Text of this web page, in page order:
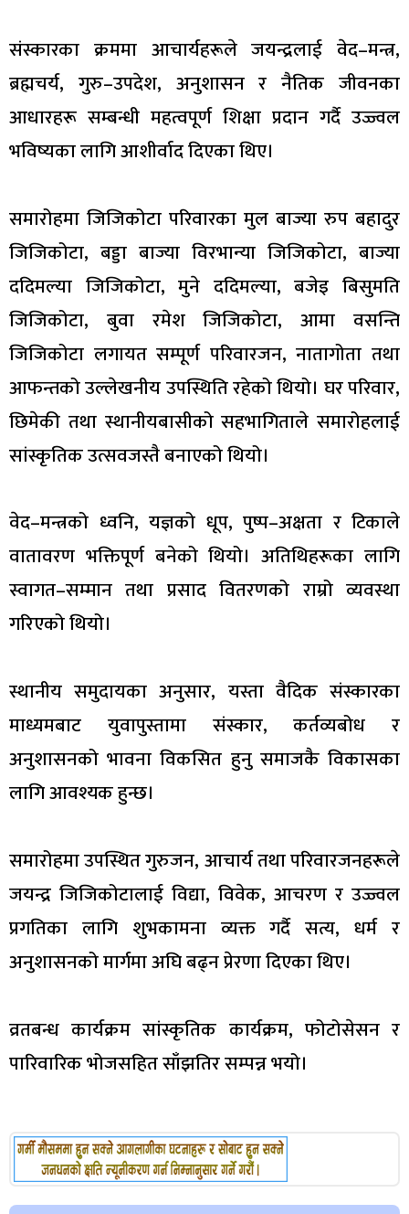
संस्कारका क्रममा आचार्यहरूले जयन्द्रलाई वेद–मन्त्र,
ब्रह्मचर्य, गुरु–उपदेश, अनुशासन र नैतिक जीवनका
आधारहरू सम्बन्धी महत्वपूर्ण शिक्षा प्रदान गर्दै उज्ज्वल
भविष्यका लागि आशीर्वाद दिएका थिए।
समारोहमा जिजिकोटा परिवारका मुल बाज्या रुप बहादुर
जिजिकोटा, बड्डा बाज्या विरभान्या जिजिकोटा, बाज्या
ददिमल्या जिजिकोटा, मुने ददिमल्या, बजेइ बिसुमति
जिजिकोटा, बुवा रमेश जिजिकोटा, आमा वसन्ति
जिजिकोटा लगायत सम्पूर्ण परिवारजन, नातागोता तथा
आफन्तको उल्लेखनीय उपस्थिति रहेको थियो। घर परिवार,
छिमेकी तथा स्थानीयबासीको सहभागिताले समारोहलाई
सांस्कृतिक उत्सवजस्तै बनाएको थियो।
वेद–मन्त्रको ध्वनि, यज्ञको धूप, पुष्प–अक्षता र टिकाले
वातावरण भक्तिपूर्ण बनेको थियो। अतिथिहरूका लागि
स्वागत–सम्मान तथा प्रसाद वितरणको राम्रो व्यवस्था
गरिएको थियो।
स्थानीय समुदायका अनुसार, यस्ता वैदिक संस्कारका
माध्यमबाट युवापुस्तामा संस्कार, कर्तव्यबोध र
अनुशासनको भावना विकसित हुनु समाजकै विकासका
लागि आवश्यक हुन्छ।
समारोहमा उपस्थित गुरुजन, आचार्य तथा परिवारजनहरूले
जयन्द्र जिजिकोटालाई विद्या, विवेक, आचरण र उज्ज्वल
प्रगतिका लागि शुभकामना व्यक्त गर्दै सत्य, धर्म र
अनुशासनको मार्गमा अघि बढ्न प्रेरणा दिएका थिए।
व्रतबन्ध कार्यक्रम सांस्कृतिक कार्यक्रम, फोटोसेसन र
पारिवारिक भोजसहित साँझतिर सम्पन्न भयो।